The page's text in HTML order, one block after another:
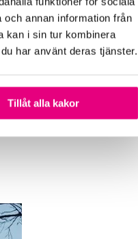
annan information från
kan i sin tur kombinera
har använt deras tjänster.
Tillåt alla kakor